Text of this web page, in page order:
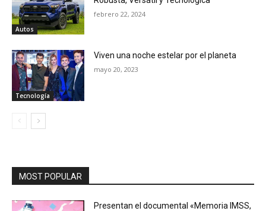
Autos
febrero 22, 2024
Tecnología
Viven una noche estelar por el planeta
mayo 20, 2023
MOST POPULAR
Presentan el documental «Memoria IMSS,